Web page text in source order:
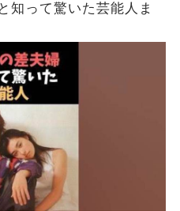
知って驚いた芸能人ま